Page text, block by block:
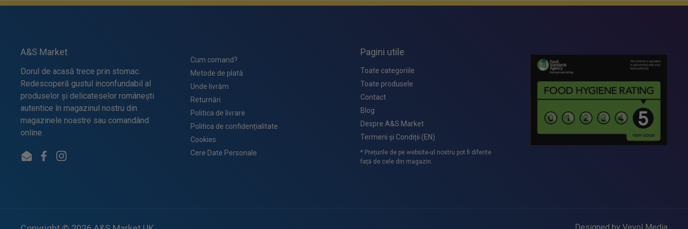
A&S Market
Dorul de acasă trece prin stomac.
Redescoperă gustul inconfundabil al
produselor și delicateselor românești
autentice în magazinul nostru din
magazinele noastre sau comandând
online.
EmailFacebookInstagram
Cum comand?
Metode de plată
Unde livrăm
Returnări
Politica de livrare
Politica de confidențialitate
Cookies
Cere Date Personale
Pagini utile
Toate categoriile
Toate produsele
Contact
Blog
Despre A&S Market
Termeni și Condiții (EN)
* Prețurile de pe website-ul nostru pot fi diferite
față de cele din magazin.